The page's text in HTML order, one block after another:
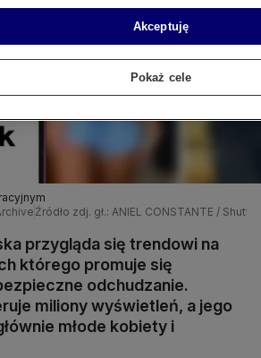
Źródło zdj. gł.: ANIEL CONSTANTE /
przygląda się trendowi na
którego promuje się
odchudzanie.
miliony wyświetleń, a jego
młode kobiety i
Akceptuję
Pokaż cele